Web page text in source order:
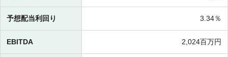
予想配当利回り 3.34％
EBITDA 2,024百万円